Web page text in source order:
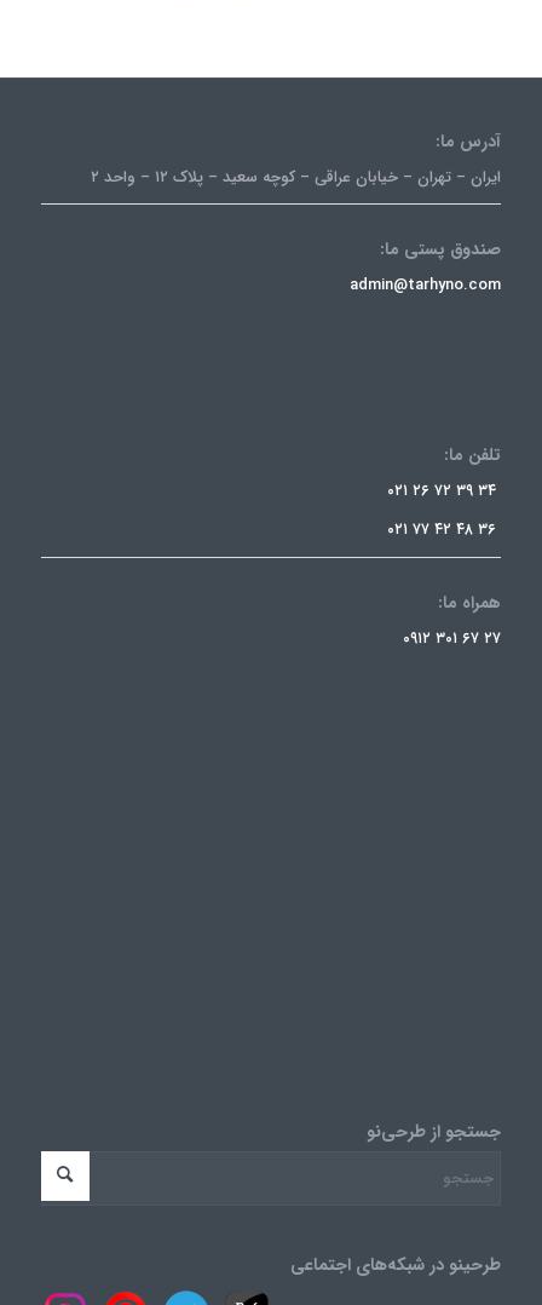
آدرس ما:
ایران – تهران – خیابان عراقی – کوچه سعید – پلاک ۱۲ – واحد ۲
صندوق پستی ما:
admin@tarhyno.com
تلفن ما:
همراه ما:
۲۷ ۶۷ ۳۰۱ ۰۹۱۲
جستجو از طرحی‌نو
طرحینو در شبکه‌های اجتماعی